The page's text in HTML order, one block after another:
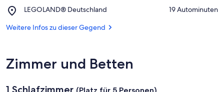
Westliche
LEGOLAND® Deutschland
Place,
Deutschland
‪19 Autominuten‬
Weitere Infos zu dieser Gegend
Zimmer und Betten
1 Schlafzimmer